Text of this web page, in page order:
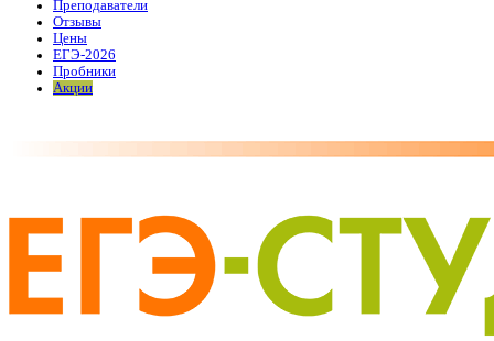
Преподаватели
Отзывы
Цены
ЕГЭ-2026
Пробники
Акции